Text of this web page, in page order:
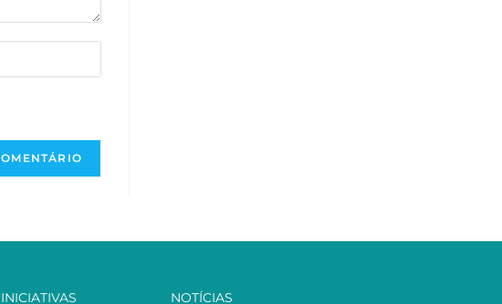
INICIATIVAS
NOTÍCIAS